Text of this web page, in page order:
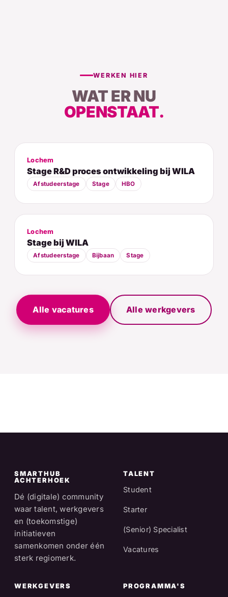
WERKEN HIER
WAT ER NU
OPENSTAAT.
Lochem
Stage R&D proces ontwikkeling bij WILA
Afstudeerstage Stage HBO
Lochem
Stage bij WILA
Afstudeerstage Bijbaan Stage
Alle vacatures Alle werkgevers
SMARTHUB
ACHTERHOEK
Dé (digitale) community
waar talent, werkgevers
en (toekomstige)
initiatieven
samenkomen onder één
sterk regiomerk.
TALENT
Student
Starter
(Senior) Specialist
Vacatures
WERKGEVERS PROGRAMMA'S